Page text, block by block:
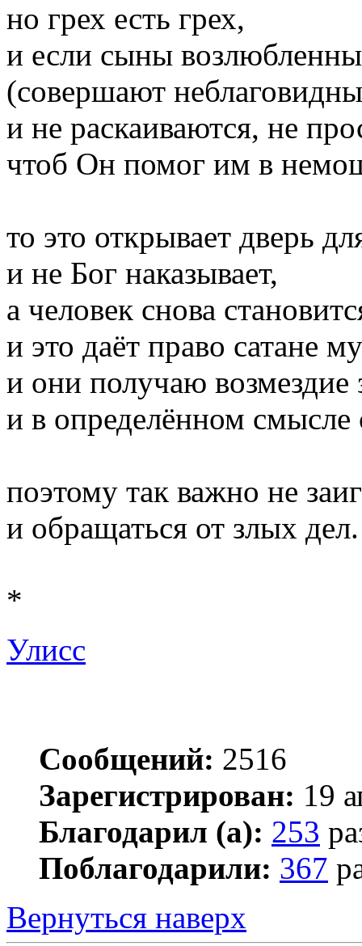
но грех есть грех,
и если сыны
(совершают
и не раскаиваются, не
чтоб Он помог им в
то это открывает дверь
и не Бог наказывает,
а человек снова
и это даёт право сатане
и они получаю возмездие
и в определённом смысле
поэтому так важно не
и обращаться от злых дел.
*
Улисс
Сообщений: 2516
Зарегистрирован: 19
Благодарил (а): 253
Поблагодарили: 367
Вернуться наверх